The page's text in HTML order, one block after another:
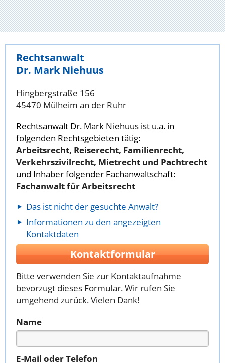
Rechtsanwalt
Dr. Mark Niehuus
Hingbergstraße 156
45470 Mülheim an der Ruhr
Rechtsanwalt Dr. Mark Niehuus ist u.a. in
folgenden Rechtsgebieten tätig:
Arbeitsrecht, Reiserecht, Familienrecht,
Verkehrszivilrecht, Mietrecht und Pachtrecht
und Inhaber folgender Fachanwaltschaft:
Fachanwalt für Arbeitsrecht
Das ist nicht der gesuchte Anwalt?
Informationen zu den angezeigten
Kontaktdaten
Kontaktformular
Bitte verwenden Sie zur Kontaktaufnahme
bevorzugt dieses Formular. Wir rufen Sie
umgehend zurück. Vielen Dank!
Name
E-Mail oder Telefon